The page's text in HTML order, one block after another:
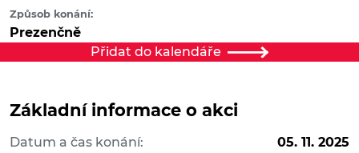
Způsob konání:
Prezenčně
Přidat do kalendáře
Základní informace o akci
Datum a čas konání:
05. 11. 2025